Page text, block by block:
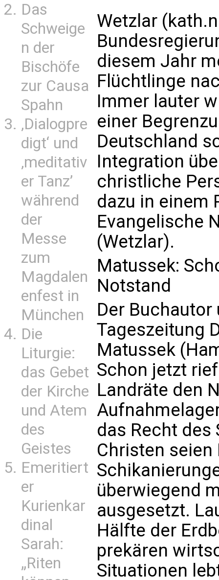
Das
Schweige
n der
Bischöfe
zur Causa
Spahn
‚Dialogpre
digt‘ und
‚meditativ
er Tanz’
während
der
Messe
zum
Magdalen
enfest in
München
Die
Liturgie:
das Gebet
der Kirche
und Atem
des
Geistes
Emeritiert
er
Kurienkar
dinal
Sarah:
„Riten
Wetzlar
diesem Jahr
Flüchtlinge
Immer lauter
einer
Deutschland
Integration
christliche
dazu in einem
Evangelische
(Wetzlar).
Matussek:
Notstand
Der
Tageszeitung
Matussek
Schon jetzt
Landräte den
das Recht des
Christen
überwiegend
ausgesetzt.
Hälfte der
prekären
Situationen